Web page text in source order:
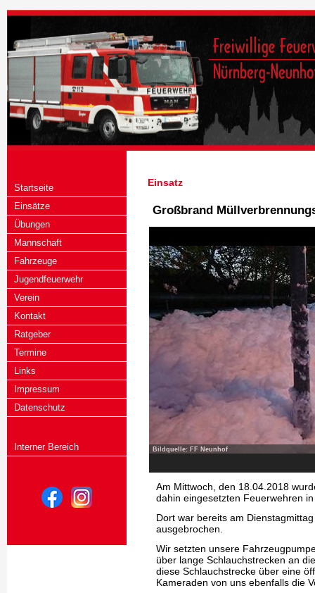
Startseite
Einsätze
Übungen
Mannschaft
Fahrzeuge
Jugendfeuerwehr
Verein
Kontakt
Ratgeber
Termine
Links
Impressum
Datenschutz
Interner Bereich
Einsatz
Großbrand
Bildquelle: FF Neunhof
Am Mittwoch, den 18.04.2018
dahin eingesetzten Feuerwehren
Dort war bereits am
ausgebrochen.
Wir setzten unsere
über lange Schlauchstrecken an
diese Schlauchstrecke über eine
Kameraden von uns ebenfalls die